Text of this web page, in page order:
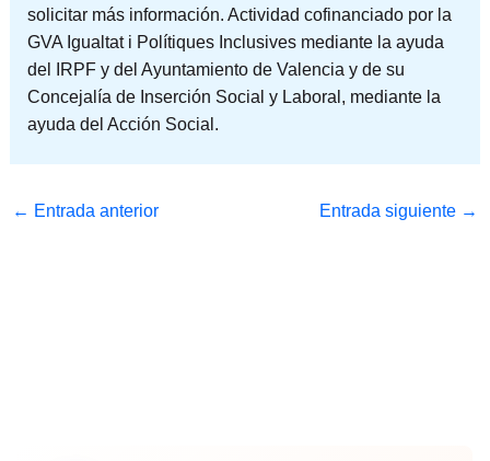
solicitar más información. Actividad cofinanciado por la
GVA Igualtat i Polítiques Inclusives​ mediante la ayuda
del IRPF y del Ayuntamiento de Valencia​ y de su
Concejalía de Inserción Social y Laboral, mediante la
ayuda del Acción Social.
← Entrada anterior Entrada siguiente →